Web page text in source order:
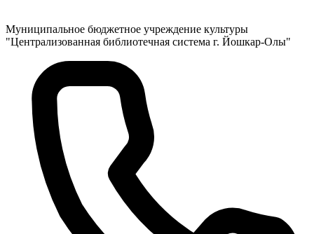
Муниципальное бюджетное учреждение культуры
"Централизованная библиотечная система г. Йошкар-Олы"